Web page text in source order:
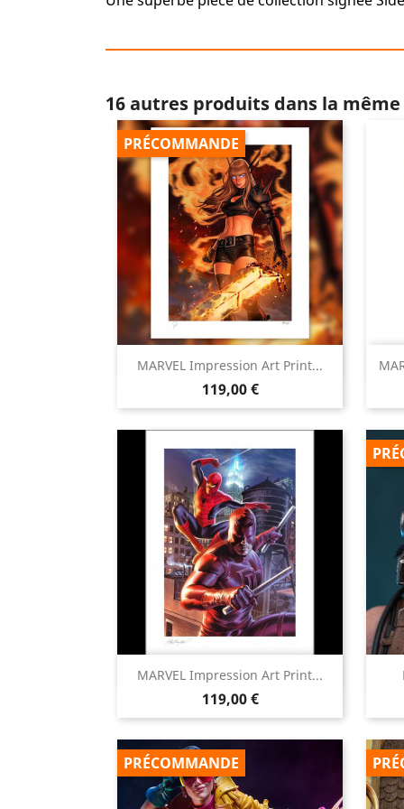
16 autres produits dans la
MARVEL Impression Art Print...
Prix
119,00 €
PRÉCOMMANDE
Aperçu rapide
MARVEL Impression Art Print...
Prix
119,00 €
Aperçu rapide
PRÉCOMMANDE